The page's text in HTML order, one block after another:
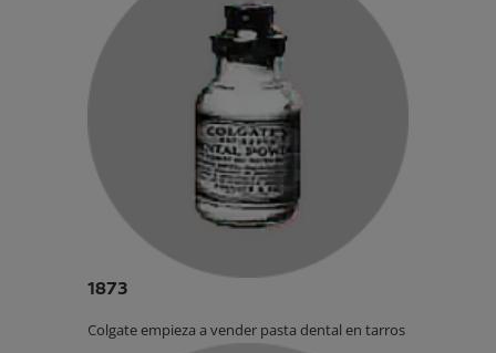
1873
Colgate empieza a vender pasta dental en tarros.